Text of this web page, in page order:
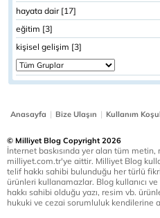
hayata dair [17]
eğitim [3]
kişisel gelişim [3]
Anasayfa | Bize Ulaşın | Kullanım
© Milliyet Blog Copyright 2026
İnternet baskısında yer alan tüm metin,
milliyet.com.tr'ye aittir. Milliyet Blog
telif hakkı sahibi bulunduğu her türlü
ürünleri kullanamazlar. Blog kullanıcı
hakkı sahibi olduğu yazı, resim vb.
hukuki ve cezai sorumluluk kendilerine